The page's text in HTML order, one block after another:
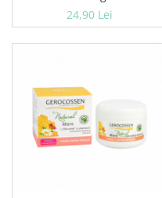
ml
24,90 Lei